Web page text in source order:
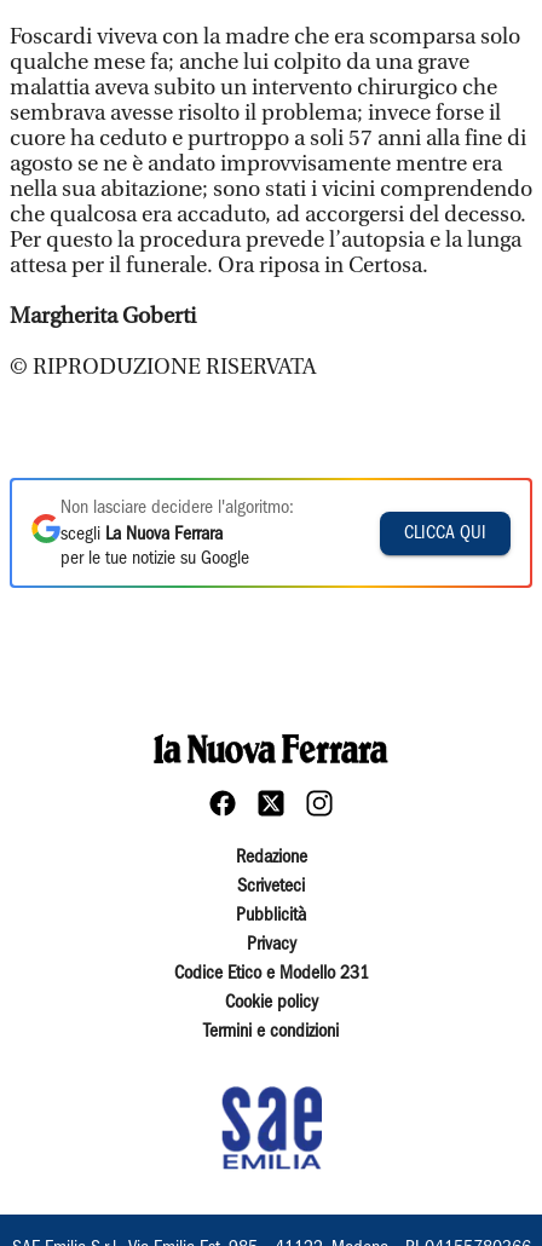
Foscardi viveva con la madre che era scomparsa solo
qualche mese fa; anche lui colpito da una grave
malattia aveva subito un intervento chirurgico che
sembrava avesse risolto il problema; invece forse il
cuore ha ceduto e purtroppo a soli 57 anni alla fine di
agosto se ne è andato improvvisamente mentre era
nella sua abitazione; sono stati i vicini comprendendo
che qualcosa era accaduto, ad accorgersi del decesso.
Per questo la procedura prevede l’autopsia e la lunga
attesa per il funerale. Ora riposa in Certosa.
Margherita Goberti
© RIPRODUZIONE RISERVATA
Non lasciare decidere l'algoritmo:
scegli La Nuova Ferrara
per le tue notizie su Google
CLICCA QUI
Redazione
Scriveteci
Pubblicità
Privacy
Codice Etico e Modello 231
Cookie policy
Termini e condizioni